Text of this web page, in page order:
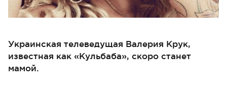
Украинская телеведущая Валерия Крук,
известная как «Кульбаба», скоро станет
мамой.